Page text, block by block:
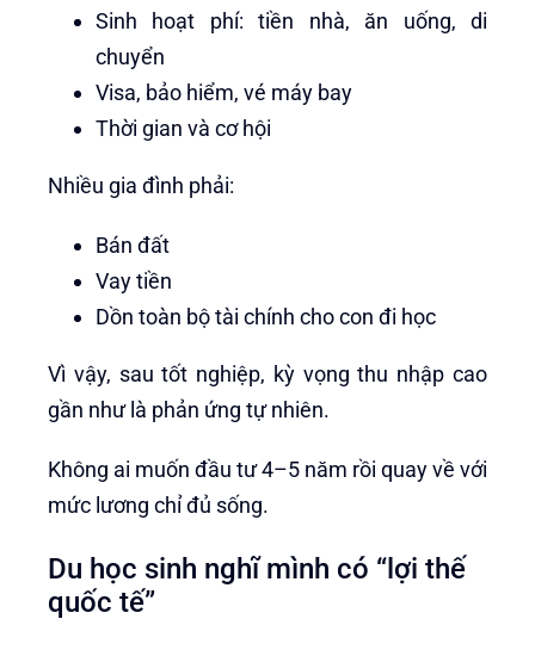
Sinh hoạt phí: tiền nhà, ăn uống, di
chuyển
Visa, bảo hiểm, vé máy bay
Thời gian và cơ hội
Nhiều gia đình phải:
Bán đất
Vay tiền
Dồn toàn bộ tài chính cho con đi học
Vì vậy, sau tốt nghiệp, kỳ vọng thu nhập cao
gần như là phản ứng tự nhiên.
Không ai muốn đầu tư 4–5 năm rồi quay về với
mức lương chỉ đủ sống.
Du học sinh nghĩ mình có “lợi thế
quốc tế”